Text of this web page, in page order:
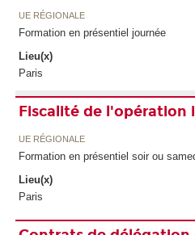
UE RÉGIONALE
Formation en présentiel journée
Lieu(x)
Paris
Fiscalité de l'opération
UE RÉGIONALE
Formation en présentiel soir ou
Lieu(x)
Paris